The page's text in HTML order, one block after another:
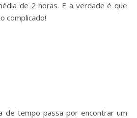
de 2 horas. E a verdade é que
complicado!
de tempo passa por encontrar um